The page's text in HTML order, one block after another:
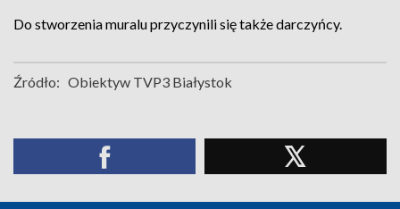
Do stworzenia muralu przyczynili się także darczyńcy.
Źródło: Obiektyw TVP3 Białystok